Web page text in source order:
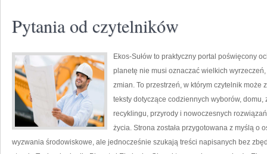
Pytania od czytelników
Ekos-Sułów to praktyczny portal poświęcony
planetę nie musi oznaczać wielkich
zmian. To przestrzeń, w którym czytelnik może
teksty dotyczące codziennych wyborów,
recyklingu, przyrody i nowoczesnych
życia. Strona została przygotowana z myślą o
wyzwania środowiskowe, ale jednocześnie szukają treści napisanych bez